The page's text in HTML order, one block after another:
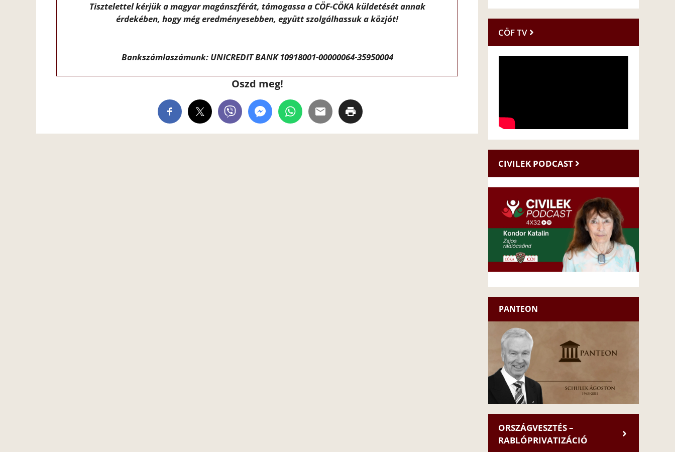
Tisztelettel kérjük a magyar magánszférát, támogassa a CÖF-CÖKA küldetését annak
érdekében, hogy még eredményesebben, együtt szolgálhassuk a közjót!
Bankszámlaszámunk: UNICREDIT BANK 10918001-00000064-35950004
Oszd meg!
CÖF TV
CIVILEK PODCAST
PANTEON
ORSZÁGVESZTÉS –
RABLÓPRIVATIZÁCIÓ